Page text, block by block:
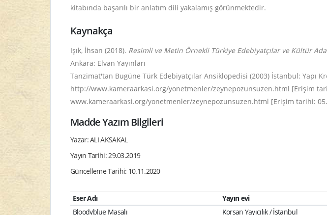
kitabında başarılı bir anlatım dili yakalamış görünmektedir.
Kaynakça
Işık, İhsan (2018). Resimli ve Metin Örnekli Türkiye Edebiyatçılar ve Kültür
Ankara: Elvan Yayınları
Tanzimat'tan Bugüne Türk Edebiyatçılar Ansiklopedisi (2003) İstanbul: Yapı
http://www.kameraarkasi.org/yonetmenler/zeynepozunsuzen.html [Erişim
www.kameraarkasi.org/yonetmenler/zeynepozunsuzen.html [Erişim tarihi:
Madde Yazım Bilgileri
Yazar: ALI AKSAKAL
Yayın Tarihi: 29.03.2019
Güncelleme Tarihi: 10.11.2020
Eser Adı Yayın evi
Bloodyblue Masalı
Korsan Yayıcılık / İstanbul